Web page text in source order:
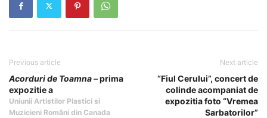
Previous article
Acorduri de Toamna– prima
expozitie a
Uniunii Artistilor Plastici si
Muzicieni Români din Canada
Next article
“Fiul Cerului”, concert de
colinde acompaniat de
expozitia foto “Vremea
Sarbatorilor”